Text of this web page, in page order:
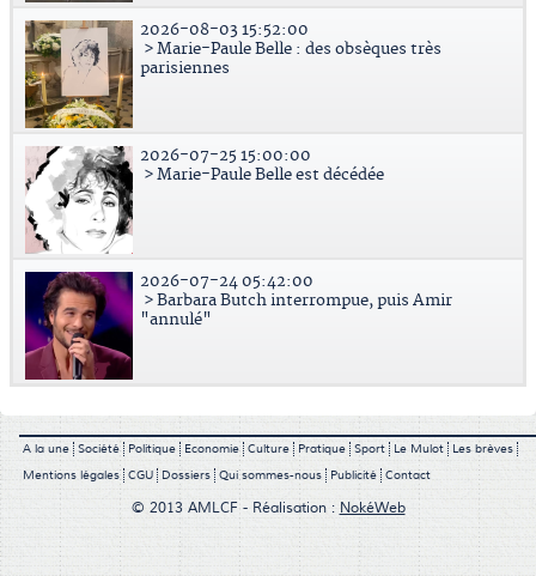
2026-08-03 15:52:00
> Marie-Paule Belle : des obsèques très
parisiennes
2026-07-25 15:00:00
> Marie-Paule Belle est décédée
2026-07-24 05:42:00
> Barbara Butch interrompue, puis Amir
"annulé"
A la une Société Politique Economie Culture Pratique Sport Le Mulot
Les brèves
Mentions légales CGU Dossiers Qui sommes-nous Publicité Contact
© 2013 AMLCF - Réalisation : NokéWeb